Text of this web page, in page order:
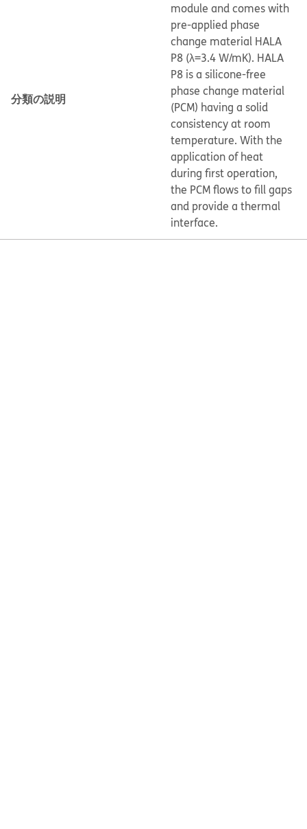
分類の説明
module and comes with
pre-applied phase
change material HALA
P8 (λ=3.4 W/mK). HALA
P8 is a silicone-free
phase change material
(PCM) having a solid
consistency at room
temperature. With the
application of heat
during first operation,
the PCM flows to fill gaps
and provide a thermal
interface.